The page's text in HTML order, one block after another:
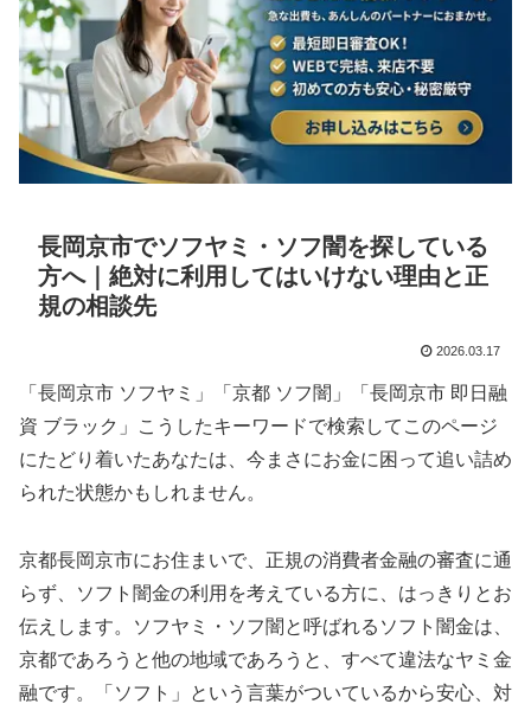
長岡京市でソフヤミ・ソフ闇を探している
方へ｜絶対に利用してはいけない理由と正
規の相談先
2026.03.17
「長岡京市 ソフヤミ」「京都 ソフ闇」「長岡京市 即日融
資 ブラック」こうしたキーワードで検索してこのページ
にたどり着いたあなたは、今まさにお金に困って追い詰め
られた状態かもしれません。
京都長岡京市にお住まいで、正規の消費者金融の審査に通
らず、ソフト闇金の利用を考えている方に、はっきりとお
伝えします。ソフヤミ・ソフ闇と呼ばれるソフト闇金は、
京都であろうと他の地域であろうと、すべて違法なヤミ金
融です。「ソフト」という言葉がついているから安心、対